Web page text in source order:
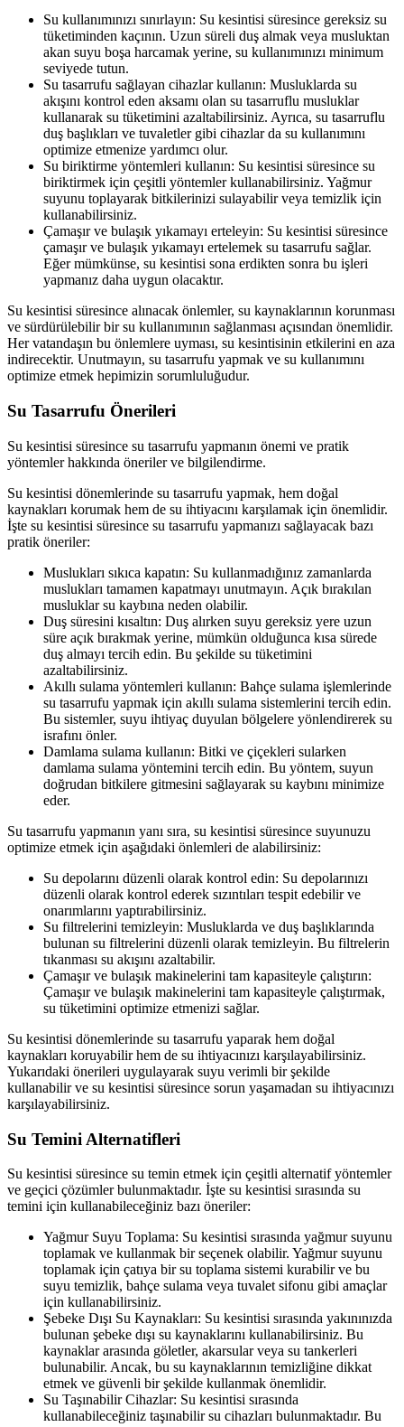
Su kullanımınızı sınırlayın: Su kesintisi süresince gereksiz su
tüketiminden kaçının. Uzun süreli duş almak veya musluktan
akan suyu boşa harcamak yerine, su kullanımınızı minimum
seviyede tutun.
Su tasarrufu sağlayan cihazlar kullanın: Musluklarda su
akışını kontrol eden aksamı olan su tasarruflu musluklar
kullanarak su tüketimini azaltabilirsiniz. Ayrıca, su tasarruflu
duş başlıkları ve tuvaletler gibi cihazlar da su kullanımını
optimize etmenize yardımcı olur.
Su biriktirme yöntemleri kullanın: Su kesintisi süresince su
biriktirmek için çeşitli yöntemler kullanabilirsiniz. Yağmur
suyunu toplayarak bitkilerinizi sulayabilir veya temizlik için
kullanabilirsiniz.
Çamaşır ve bulaşık yıkamayı erteleyin: Su kesintisi süresince
çamaşır ve bulaşık yıkamayı ertelemek su tasarrufu sağlar.
Eğer mümkünse, su kesintisi sona erdikten sonra bu işleri
yapmanız daha uygun olacaktır.
Su kesintisi süresince alınacak önlemler, su kaynaklarının korunması
ve sürdürülebilir bir su kullanımının sağlanması açısından önemlidir.
Her vatandaşın bu önlemlere uyması, su kesintisinin etkilerini en aza
indirecektir. Unutmayın, su tasarrufu yapmak ve su kullanımını
optimize etmek hepimizin sorumluluğudur.
Su Tasarrufu Önerileri
Su kesintisi süresince su tasarrufu yapmanın önemi ve pratik
yöntemler hakkında öneriler ve bilgilendirme.
Su kesintisi dönemlerinde su tasarrufu yapmak, hem doğal
kaynakları korumak hem de su ihtiyacını karşılamak için önemlidir.
İşte su kesintisi süresince su tasarrufu yapmanızı sağlayacak bazı
pratik öneriler:
Muslukları sıkıca kapatın: Su kullanmadığınız zamanlarda
muslukları tamamen kapatmayı unutmayın. Açık bırakılan
musluklar su kaybına neden olabilir.
Duş süresini kısaltın: Duş alırken suyu gereksiz yere uzun
süre açık bırakmak yerine, mümkün olduğunca kısa sürede
duş almayı tercih edin. Bu şekilde su tüketimini
azaltabilirsiniz.
Akıllı sulama yöntemleri kullanın: Bahçe sulama işlemlerinde
su tasarrufu yapmak için akıllı sulama sistemlerini tercih edin.
Bu sistemler, suyu ihtiyaç duyulan bölgelere yönlendirerek su
israfını önler.
Damlama sulama kullanın: Bitki ve çiçekleri sularken
damlama sulama yöntemini tercih edin. Bu yöntem, suyun
doğrudan bitkilere gitmesini sağlayarak su kaybını minimize
eder.
Su tasarrufu yapmanın yanı sıra, su kesintisi süresince suyunuzu
optimize etmek için aşağıdaki önlemleri de alabilirsiniz:
Su depolarını düzenli olarak kontrol edin: Su depolarınızı
düzenli olarak kontrol ederek sızıntıları tespit edebilir ve
onarımlarını yaptırabilirsiniz.
Su filtrelerini temizleyin: Musluklarda ve duş başlıklarında
bulunan su filtrelerini düzenli olarak temizleyin. Bu filtrelerin
tıkanması su akışını azaltabilir.
Çamaşır ve bulaşık makinelerini tam kapasiteyle çalıştırın:
Çamaşır ve bulaşık makinelerini tam kapasiteyle çalıştırmak,
su tüketimini optimize etmenizi sağlar.
Su kesintisi dönemlerinde su tasarrufu yaparak hem doğal
kaynakları koruyabilir hem de su ihtiyacınızı karşılayabilirsiniz.
Yukarıdaki önerileri uygulayarak suyu verimli bir şekilde
kullanabilir ve su kesintisi süresince sorun yaşamadan su ihtiyacınızı
karşılayabilirsiniz.
Su Temini Alternatifleri
Su kesintisi süresince su temin etmek için çeşitli alternatif yöntemler
ve geçici çözümler bulunmaktadır. İşte su kesintisi sırasında su
temini için kullanabileceğiniz bazı öneriler:
Yağmur Suyu Toplama: Su kesintisi sırasında yağmur suyunu
toplamak ve kullanmak bir seçenek olabilir. Yağmur suyunu
toplamak için çatıya bir su toplama sistemi kurabilir ve bu
suyu temizlik, bahçe sulama veya tuvalet sifonu gibi amaçlar
için kullanabilirsiniz.
Şebeke Dışı Su Kaynakları: Su kesintisi sırasında yakınınızda
bulunan şebeke dışı su kaynaklarını kullanabilirsiniz. Bu
kaynaklar arasında göletler, akarsular veya su tankerleri
bulunabilir. Ancak, bu su kaynaklarının temizliğine dikkat
etmek ve güvenli bir şekilde kullanmak önemlidir.
Su Taşınabilir Cihazlar: Su kesintisi sırasında
kullanabileceğiniz taşınabilir su cihazları bulunmaktadır. Bu